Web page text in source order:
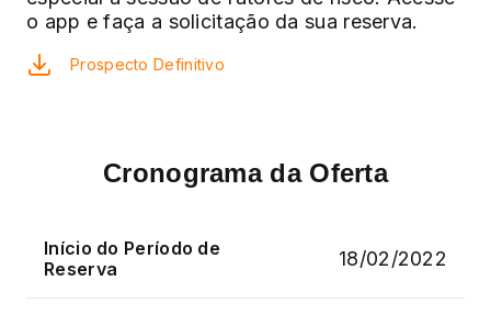
o app e faça a solicitação da sua reserva.
Prospecto Definitivo
Cronograma da Oferta
Início do Período de
Reserva
18/02/2022